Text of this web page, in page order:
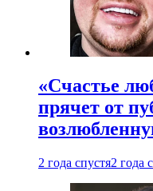
«Счастье
прячет от
2 года спустя2 года